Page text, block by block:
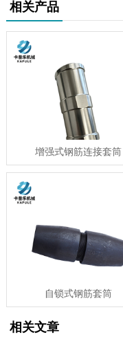
相关产品
增强式钢筋连接套筒
自锁式钢筋套筒
相关文章